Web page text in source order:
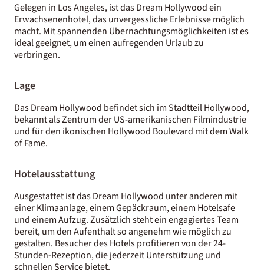
Gelegen in Los Angeles, ist das Dream Hollywood ein
Erwachsenenhotel, das unvergessliche Erlebnisse möglich
macht. Mit spannenden Übernachtungsmöglichkeiten ist es
ideal geeignet, um einen aufregenden Urlaub zu
verbringen.
Lage
Das Dream Hollywood befindet sich im Stadtteil Hollywood,
bekannt als Zentrum der US-amerikanischen Filmindustrie
und für den ikonischen Hollywood Boulevard mit dem Walk
of Fame.
Hotelausstattung
Ausgestattet ist das Dream Hollywood unter anderen mit
einer Klimaanlage, einem Gepäckraum, einem Hotelsafe
und einem Aufzug. Zusätzlich steht ein engagiertes Team
bereit, um den Aufenthalt so angenehm wie möglich zu
gestalten. Besucher des Hotels profitieren von der 24-
Stunden-Rezeption, die jederzeit Unterstützung und
schnellen Service bietet.